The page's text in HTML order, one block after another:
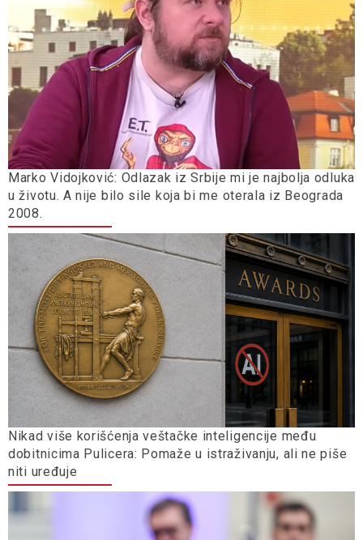
Marko Vidojković: Odlazak iz Srbije mi je najbolja odluka
u životu. A nije bilo sile koja bi me oterala iz Beograda
2008.
Nikad više korišćenja veštačke inteligencije među
dobitnicima Pulicera: Pomaže u istraživanju, ali ne piše
niti uređuje